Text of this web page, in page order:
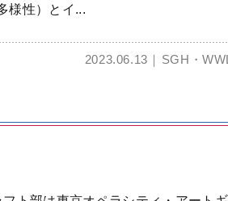
様性）とイ...
2023.06.13 SGH・